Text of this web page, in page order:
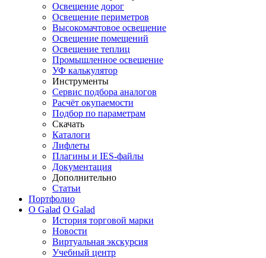
Освещение дорог
Освещение периметров
Высокомачтовое освещение
Освещение помещений
Освещение теплиц
Промышленное освещение
УФ калькулятор
Инструменты
Сервис подбора аналогов
Расчёт окупаемости
Подбор по параметрам
Скачать
Каталоги
Лифлеты
Плагины и IES-файлы
Документация
Дополнительно
Статьи
Портфолио
О Galad О Galad
История торговой марки
Новости
Виртуальная экскурсия
Учебный центр